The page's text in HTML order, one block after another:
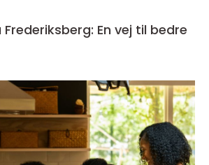
En vej til bedre